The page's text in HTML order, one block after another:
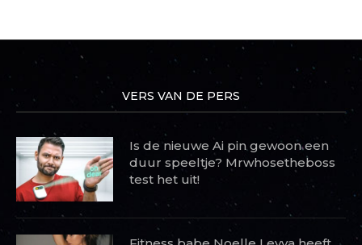
VERS VAN DE PERS
Is de nieuwe Ai pin gewoon een
duur speeltje? Mrwhosetheboss